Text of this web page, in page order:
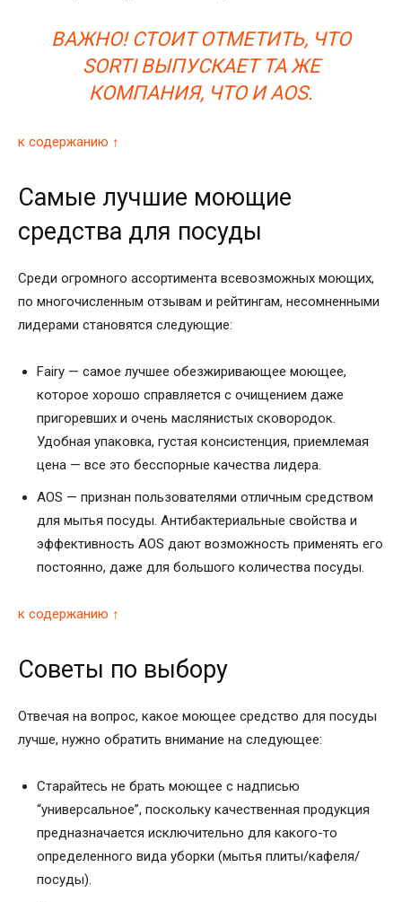
ВАЖНО! СТОИТ ОТМЕТИТЬ, ЧТО
SORTI ВЫПУСКАЕТ ТА ЖЕ
КОМПАНИЯ, ЧТО И AOS.
к содержанию ↑
Самые лучшие моющие
средства для посуды
Среди огромного ассортимента всевозможных моющих,
по многочисленным отзывам и рейтингам, несомненными
лидерами становятся следующие:
Fairy — самое лучшее обезжиривающее моющее,
которое хорошо справляется с очищением даже
пригоревших и очень маслянистых сковородок.
Удобная упаковка, густая консистенция, приемлемая
цена — все это бесспорные качества лидера.
AOS — признан пользователями отличным средством
для мытья посуды. Антибактериальные свойства и
эффективность AOS дают возможность применять его
постоянно, даже для большого количества посуды.
к содержанию ↑
Советы по выбору
Отвечая на вопрос, какое моющее средство для посуды
лучше, нужно обратить внимание на следующее:
Старайтесь не брать моющее с надписью
“универсальное”, поскольку качественная продукция
предназначается исключительно для какого-то
определенного вида уборки (мытья плиты/кафеля/
посуды).